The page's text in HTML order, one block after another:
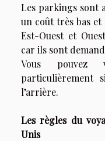
Les parkings sont
un coût très bas
Est-Ouest et
car ils sont
Vous
particulièrement
l’arrière.
Les règles du
Unis